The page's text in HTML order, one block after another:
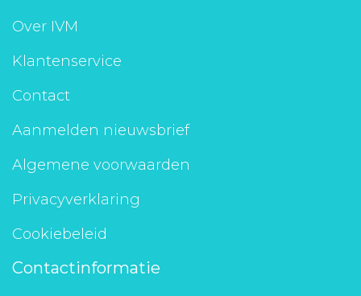
Over IVM
Klantenservice
Contact
Aanmelden nieuwsbrief
Algemene voorwaarden
Privacyverklaring
Cookiebeleid
Contactinformatie